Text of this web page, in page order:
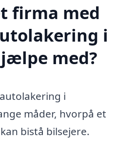
firma med
i
med?
i
måder, hvorpå et
bistå bilsejere.